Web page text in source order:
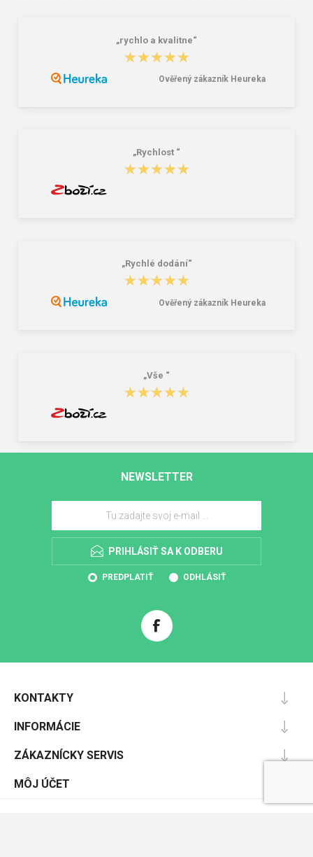
„rychlo a kvalitne“
★★★★★
★★★★★
Ověřený zákazník Heureka
„Rychlost “
★★★★★
★★★★★
„Rychlé dodání“
★★★★★
★★★★★
Ověřený zákazník Heureka
„Vše “
★★★★★
★★★★★
NEWSLETTER
PRIHLÁSIŤ SA K ODBERU
PREDPLATIŤ ODHLÁSIŤ
KONTAKTY
INFORMÁCIE
ZÁKAZNÍCKY SERVIS
MÔJ ÚČET